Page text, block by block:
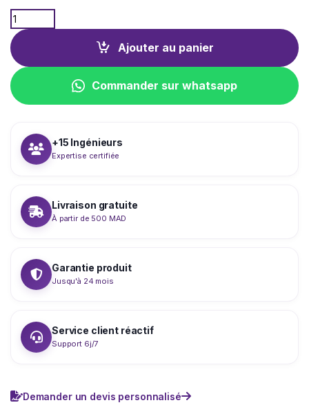
Quantity
Ajouter au panier
Commander sur whatsapp
+15 Ingénieurs
Expertise certifiée
Livraison gratuite
À partir de 500 MAD
Garantie produit
Jusqu'à 24 mois
Service client réactif
Support 6j/7
Demander un devis personnalisé